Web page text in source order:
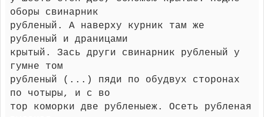
оборы свинарник
рубленый. А наверху курник там же
рубленый и драницами
крытый. Зась други свинарник рубленый у
гумне том
рубленый (...) пяди по обудвух сторонах
по чотыры, и с во
тор коморки две рубленыеж. Осеть рубленая